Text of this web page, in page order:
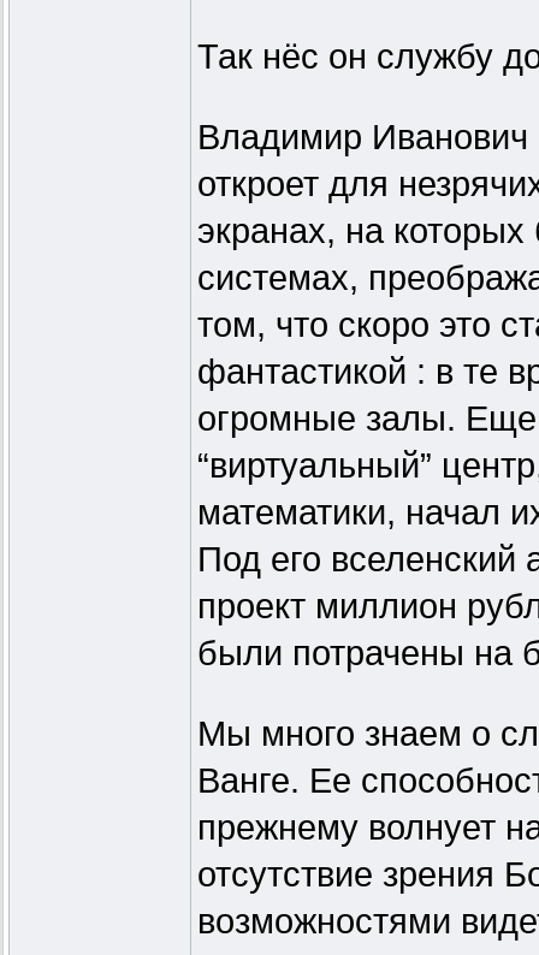
Так нёс он службу
Владимир Иванович
откроет для
экранах, на
системах,
том, что скоро это
фантастикой : в те
огромные залы. Еще
“виртуальный”
математики, начал
Под его вселенский
проект миллион
были потрачены на
Мы много знаем о
Ванге. Ее
прежнему волнует
отсутствие зрения
возможностями